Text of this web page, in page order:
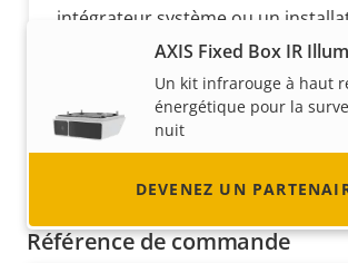
AXIS Fixed Box IR
Un kit infrarouge à haut
énergétique pour la
nuit
Recommandé pour ce
intégrateur système ou un
avons des partenaires dans
les pays du monde. Découvrez
devenir un !
DEVENEZ UN
Référence de commande